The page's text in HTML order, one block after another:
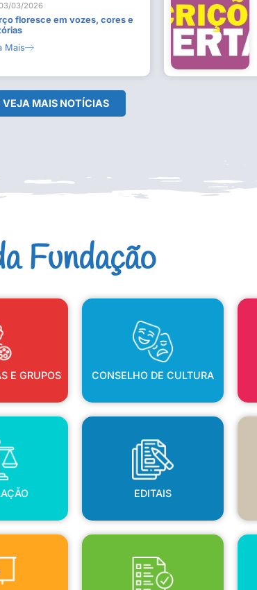
03/2026
floresce em vozes, cores e
Mais
VEJA MAIS NOTÍCIAS
Fundação
E GRUPOS
E GRUPOS
CONSELHO DE CULTURA
CONSELHO DE CULTURA
EDITAIS
EDITAIS
EDITAIS DE FOMENTO